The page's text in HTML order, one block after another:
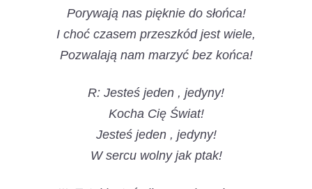
Porywają nas pięknie do słońca!
I choć czasem przeszkód jest wiele,
Pozwalają nam marzyć bez końca!
R: Jesteś jeden , jedyny!
Kocha Cię Świat!
Jesteś jeden , jedyny!
W sercu wolny jak ptak!